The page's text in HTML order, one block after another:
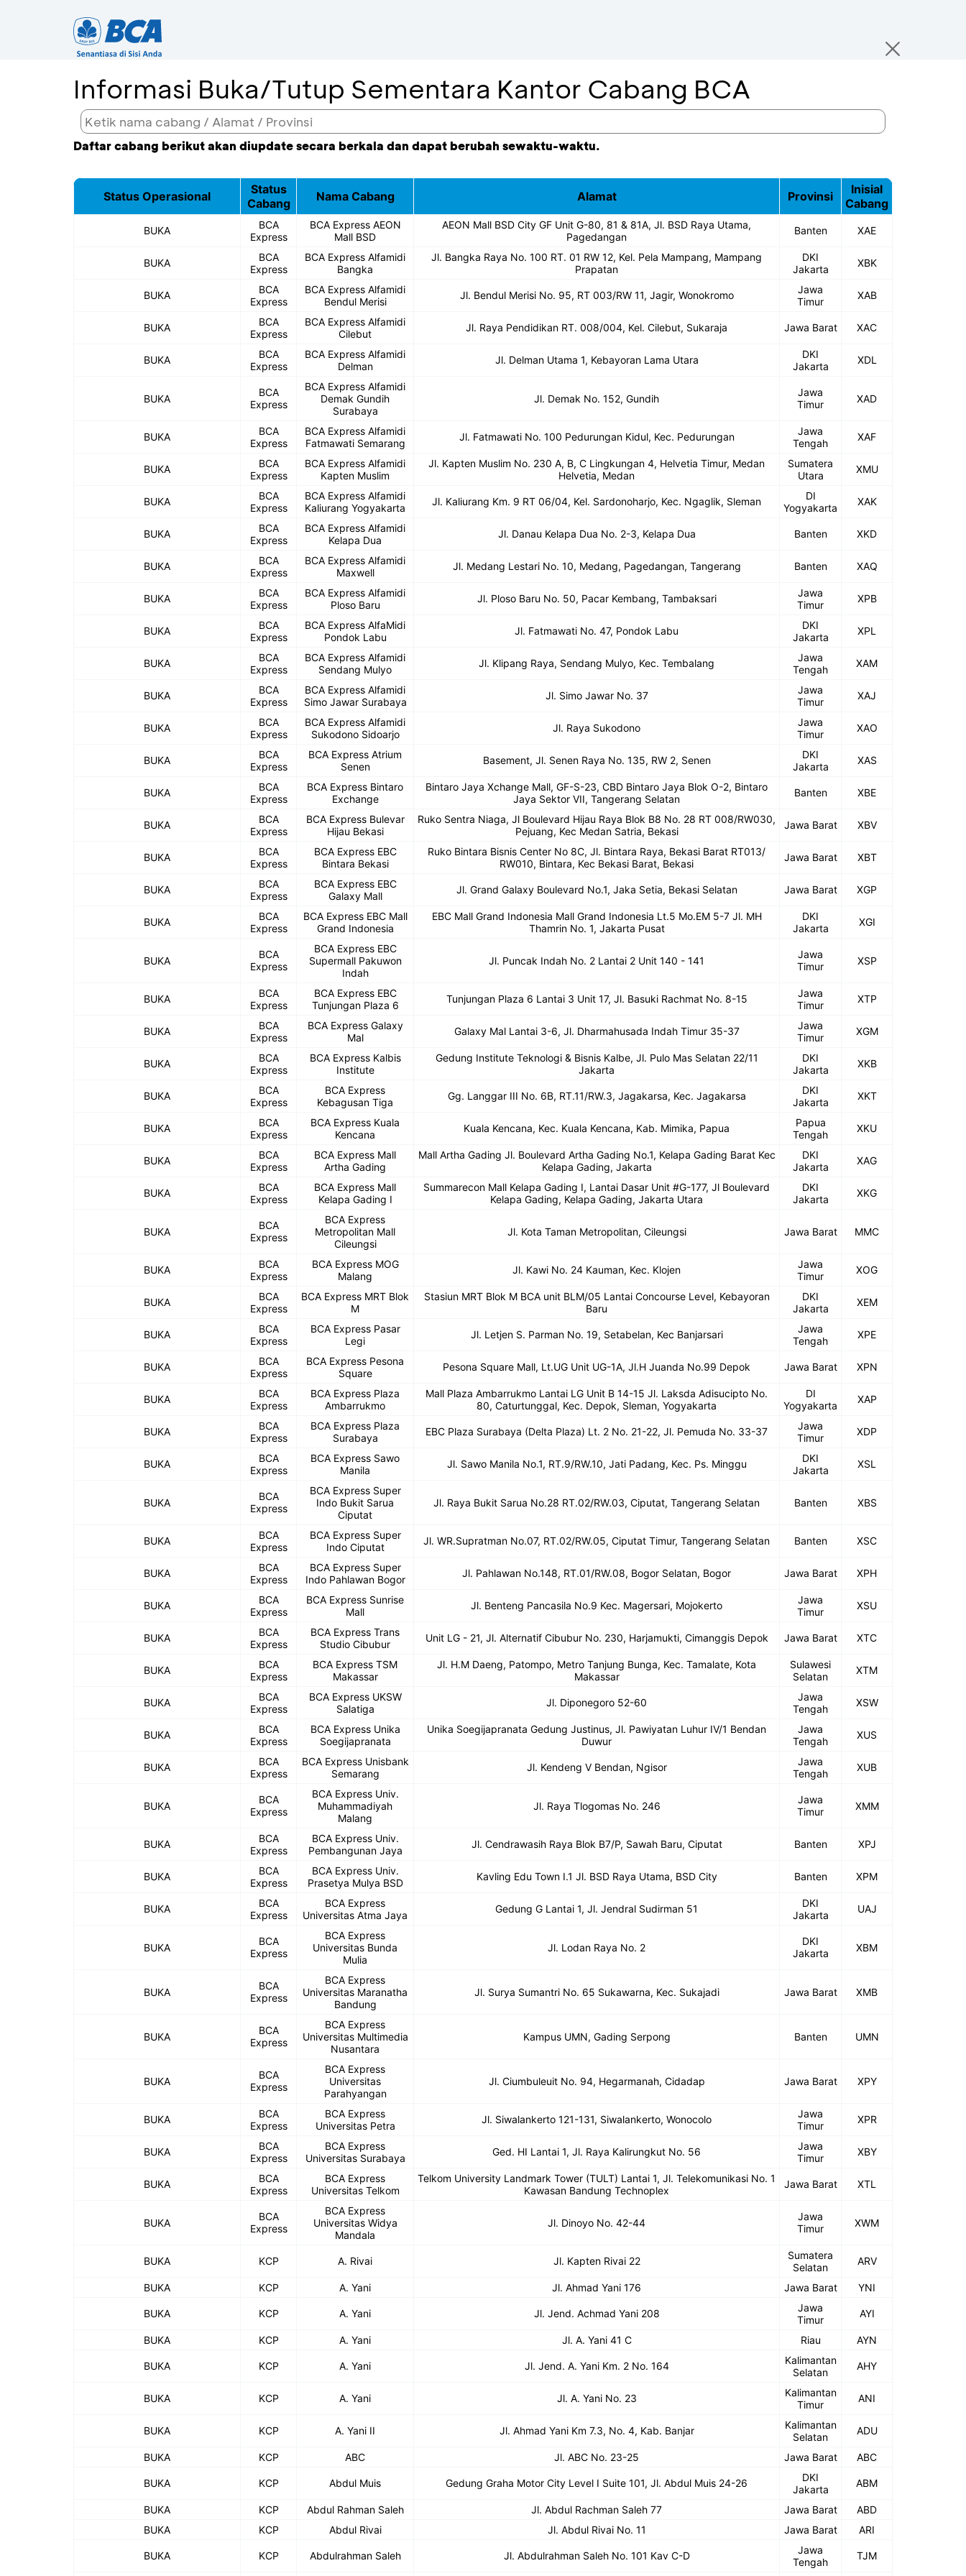
Informasi Buka/Tutup Sementara Kantor Cabang BCA
Daftar cabang berikut akan diupdate secara berkala dan dapat berubah sewaktu-waktu.
Status Operasional
Status
Cabang
Nama Cabang Alamat Provinsi
Inisial
Cabang
BUKA
BCA
Express
BCA Express AEON
Mall BSD
AEON Mall BSD City GF Unit G-80, 81 & 81A, Jl. BSD Raya Utama,
Pagedangan
Banten XAE
BUKA
BCA
Express
BCA Express Alfamidi
Bangka
Jl. Bangka Raya No. 100 RT. 01 RW 12, Kel. Pela Mampang, Mampang
Prapatan
DKI
Jakarta
XBK
BUKA
BCA
Express
BCA Express Alfamidi
Bendul Merisi
Jl. Bendul Merisi No. 95, RT 003/RW 11, Jagir, Wonokromo
Jawa
Timur
XAB
BUKA
BCA
Express
BCA Express Alfamidi
Cilebut
Jl. Raya Pendidikan RT. 008/004, Kel. Cilebut, Sukaraja Jawa Barat XAC
BUKA
BCA
Express
BCA Express Alfamidi
Delman
Jl. Delman Utama 1, Kebayoran Lama Utara
DKI
Jakarta
XDL
BUKA
BCA
Express
BCA Express Alfamidi
Demak Gundih
Surabaya
Jl. Demak No. 152, Gundih
Jawa
Timur
XAD
BUKA
BCA
Express
BCA Express Alfamidi
Fatmawati Semarang
Jl. Fatmawati No. 100 Pedurungan Kidul, Kec. Pedurungan
Jawa
Tengah
XAF
BUKA
BCA
Express
BCA Express Alfamidi
Kapten Muslim
Jl. Kapten Muslim No. 230 A, B, C Lingkungan 4, Helvetia Timur, Medan
Helvetia, Medan
Sumatera
Utara
XMU
BUKA
BCA
Express
BCA Express Alfamidi
Kaliurang Yogyakarta
Jl. Kaliurang Km. 9 RT 06/04, Kel. Sardonoharjo, Kec. Ngaglik, Sleman
DI
Yogyakarta
XAK
BUKA
BCA
Express
BCA Express Alfamidi
Kelapa Dua
Jl. Danau Kelapa Dua No. 2-3, Kelapa Dua Banten XKD
BUKA
BCA
Express
BCA Express Alfamidi
Maxwell
Jl. Medang Lestari No. 10, Medang, Pagedangan, Tangerang Banten XAQ
BUKA
BCA
Express
BCA Express Alfamidi
Ploso Baru
Jl. Ploso Baru No. 50, Pacar Kembang, Tambaksari
Jawa
Timur
XPB
BUKA
BCA
Express
BCA Express AlfaMidi
Pondok Labu
Jl. Fatmawati No. 47, Pondok Labu
DKI
Jakarta
XPL
BUKA
BCA
Express
BCA Express Alfamidi
Sendang Mulyo
Jl. Klipang Raya, Sendang Mulyo, Kec. Tembalang
Jawa
Tengah
XAM
BUKA
BCA
Express
BCA Express Alfamidi
Simo Jawar Surabaya
Jl. Simo Jawar No. 37
Jawa
Timur
XAJ
BUKA
BCA
Express
BCA Express Alfamidi
Sukodono Sidoarjo
Jl. Raya Sukodono
Jawa
Timur
XAO
BUKA
BCA
Express
BCA Express Atrium
Senen
Basement, Jl. Senen Raya No. 135, RW 2, Senen
DKI
Jakarta
XAS
BUKA
BCA
Express
BCA Express Bintaro
Exchange
Bintaro Jaya Xchange Mall, GF-S-23, CBD Bintaro Jaya Blok O-2, Bintaro
Jaya Sektor VII, Tangerang Selatan
Banten XBE
BUKA
BCA
Express
BCA Express Bulevar
Hijau Bekasi
Ruko Sentra Niaga, Jl Boulevard Hijau Raya Blok B8 No. 28 RT 008/RW030,
Pejuang, Kec Medan Satria, Bekasi
Jawa Barat XBV
BUKA
BCA
Express
BCA Express EBC
Bintara Bekasi
Ruko Bintara Bisnis Center No 8C, Jl. Bintara Raya, Bekasi Barat RT013/
RW010, Bintara, Kec Bekasi Barat, Bekasi
Jawa Barat XBT
BUKA
BCA
Express
BCA Express EBC
Galaxy Mall
Jl. Grand Galaxy Boulevard No.1, Jaka Setia, Bekasi Selatan Jawa Barat XGP
BUKA
BCA
Express
BCA Express EBC Mall
Grand Indonesia
EBC Mall Grand Indonesia Mall Grand Indonesia Lt.5 Mo.EM 5-7 Jl. MH
Thamrin No. 1, Jakarta Pusat
DKI
Jakarta
XGI
BUKA
BCA
Express
BCA Express EBC
Supermall Pakuwon
Indah
Jl. Puncak Indah No. 2 Lantai 2 Unit 140 - 141
Jawa
Timur
XSP
BUKA
BCA
Express
BCA Express EBC
Tunjungan Plaza 6
Tunjungan Plaza 6 Lantai 3 Unit 17, Jl. Basuki Rachmat No. 8-15
Jawa
Timur
XTP
BUKA
BCA
Express
BCA Express Galaxy
Mal
Galaxy Mal Lantai 3-6, Jl. Dharmahusada Indah Timur 35-37
Jawa
Timur
XGM
BUKA
BCA
Express
BCA Express Kalbis
Institute
Gedung Institute Teknologi & Bisnis Kalbe, Jl. Pulo Mas Selatan 22/11
Jakarta
DKI
Jakarta
XKB
BUKA
BCA
Express
BCA Express
Kebagusan Tiga
Gg. Langgar III No. 6B, RT.11/RW.3, Jagakarsa, Kec. Jagakarsa
DKI
Jakarta
XKT
BUKA
BCA
Express
BCA Express Kuala
Kencana
Kuala Kencana, Kec. Kuala Kencana, Kab. Mimika, Papua
Papua
Tengah
XKU
BUKA
BCA
Express
BCA Express Mall
Artha Gading
Mall Artha Gading Jl. Boulevard Artha Gading No.1, Kelapa Gading Barat Kec
Kelapa Gading, Jakarta
DKI
Jakarta
XAG
BUKA
BCA
Express
BCA Express Mall
Kelapa Gading I
Summarecon Mall Kelapa Gading I, Lantai Dasar Unit #G-177, Jl Boulevard
Kelapa Gading, Kelapa Gading, Jakarta Utara
DKI
Jakarta
XKG
BUKA
BCA
Express
BCA Express
Metropolitan Mall
Cileungsi
Jl. Kota Taman Metropolitan, Cileungsi Jawa Barat MMC
BUKA
BCA
Express
BCA Express MOG
Malang
Jl. Kawi No. 24 Kauman, Kec. Klojen
Jawa
Timur
XOG
BUKA
BCA
Express
BCA Express MRT Blok
M
Stasiun MRT Blok M BCA unit BLM/05 Lantai Concourse Level, Kebayoran
Baru
DKI
Jakarta
XEM
BUKA
BCA
Express
BCA Express Pasar
Legi
Jl. Letjen S. Parman No. 19, Setabelan, Kec Banjarsari
Jawa
Tengah
XPE
BUKA
BCA
Express
BCA Express Pesona
Square
Pesona Square Mall, Lt.UG Unit UG-1A, Jl.H Juanda No.99 Depok Jawa Barat XPN
BUKA
BCA
Express
BCA Express Plaza
Ambarrukmo
Mall Plaza Ambarrukmo Lantai LG Unit B 14-15 Jl. Laksda Adisucipto No.
80, Caturtunggal, Kec. Depok, Sleman, Yogyakarta
DI
Yogyakarta
XAP
BUKA
BCA
Express
BCA Express Plaza
Surabaya
EBC Plaza Surabaya (Delta Plaza) Lt. 2 No. 21-22, Jl. Pemuda No. 33-37
Jawa
Timur
XDP
BUKA
BCA
Express
BCA Express Sawo
Manila
Jl. Sawo Manila No.1, RT.9/RW.10, Jati Padang, Kec. Ps. Minggu
DKI
Jakarta
XSL
BUKA
BCA
Express
BCA Express Super
Indo Bukit Sarua
Ciputat
Jl. Raya Bukit Sarua No.28 RT.02/RW.03, Ciputat, Tangerang Selatan Banten XBS
BUKA
BCA
Express
BCA Express Super
Indo Ciputat
Jl. WR.Supratman No.07, RT.02/RW.05, Ciputat Timur, Tangerang Selatan Banten XSC
BUKA
BCA
Express
BCA Express Super
Indo Pahlawan Bogor
Jl. Pahlawan No.148, RT.01/RW.08, Bogor Selatan, Bogor Jawa Barat XPH
BUKA
BCA
Express
BCA Express Sunrise
Mall
Jl. Benteng Pancasila No.9 Kec. Magersari, Mojokerto
Jawa
Timur
XSU
BUKA
BCA
Express
BCA Express Trans
Studio Cibubur
Unit LG - 21, Jl. Alternatif Cibubur No. 230, Harjamukti, Cimanggis Depok Jawa Barat XTC
BUKA
BCA
Express
BCA Express TSM
Makassar
Jl. H.M Daeng, Patompo, Metro Tanjung Bunga, Kec. Tamalate, Kota
Makassar
Sulawesi
Selatan
XTM
BUKA
BCA
Express
BCA Express UKSW
Salatiga
Jl. Diponegoro 52-60
Jawa
Tengah
XSW
BUKA
BCA
Express
BCA Express Unika
Soegijapranata
Unika Soegijapranata Gedung Justinus, Jl. Pawiyatan Luhur IV/1 Bendan
Duwur
Jawa
Tengah
XUS
BUKA
BCA
Express
BCA Express Unisbank
Semarang
Jl. Kendeng V Bendan, Ngisor
Jawa
Tengah
XUB
BUKA
BCA
Express
BCA Express Univ.
Muhammadiyah
Malang
Jl. Raya Tlogomas No. 246
Jawa
Timur
XMM
BUKA
BCA
Express
BCA Express Univ.
Pembangunan Jaya
Jl. Cendrawasih Raya Blok B7/P, Sawah Baru, Ciputat Banten XPJ
BUKA
BCA
Express
BCA Express Univ.
Prasetya Mulya BSD
Kavling Edu Town I.1 Jl. BSD Raya Utama, BSD City Banten XPM
BUKA
BCA
Express
BCA Express
Universitas Atma Jaya
Gedung G Lantai 1, Jl. Jendral Sudirman 51
DKI
Jakarta
UAJ
BUKA
BCA
Express
BCA Express
Universitas Bunda
Mulia
Jl. Lodan Raya No. 2
DKI
Jakarta
XBM
BUKA
BCA
Express
BCA Express
Universitas Maranatha
Bandung
Jl. Surya Sumantri No. 65 Sukawarna, Kec. Sukajadi Jawa Barat XMB
BUKA
BCA
Express
BCA Express
Universitas Multimedia
Nusantara
Kampus UMN, Gading Serpong Banten UMN
BUKA
BCA
Express
BCA Express
Universitas
Parahyangan
Jl. Ciumbuleuit No. 94, Hegarmanah, Cidadap Jawa Barat XPY
BUKA
BCA
Express
BCA Express
Universitas Petra
Jl. Siwalankerto 121-131, Siwalankerto, Wonocolo
Jawa
Timur
XPR
BUKA
BCA
Express
BCA Express
Universitas Surabaya
Ged. HI Lantai 1, Jl. Raya Kalirungkut No. 56
Jawa
Timur
XBY
BUKA
BCA
Express
BCA Express
Universitas Telkom
Telkom University Landmark Tower (TULT) Lantai 1, Jl. Telekomunikasi No. 1
Kawasan Bandung Technoplex
Jawa Barat XTL
BUKA
BCA
Express
BCA Express
Universitas Widya
Mandala
Jl. Dinoyo No. 42-44
Jawa
Timur
XWM
BUKA KCP A. Rivai Jl. Kapten Rivai 22
Sumatera
Selatan
ARV
BUKA KCP A. Yani Jl. Ahmad Yani 176 Jawa Barat YNI
BUKA KCP A. Yani Jl. Jend. Achmad Yani 208
Jawa
Timur
AYI
BUKA KCP A. Yani Jl. A. Yani 41 C Riau AYN
BUKA KCP A. Yani Jl. Jend. A. Yani Km. 2 No. 164
Kalimantan
Selatan
AHY
BUKA KCP A. Yani Jl. A. Yani No. 23
Kalimantan
Timur
ANI
BUKA KCP A. Yani II Jl. Ahmad Yani Km 7.3, No. 4, Kab. Banjar
Kalimantan
Selatan
ADU
BUKA KCP ABC Jl. ABC No. 23-25 Jawa Barat ABC
BUKA KCP Abdul Muis Gedung Graha Motor City Level I Suite 101, Jl. Abdul Muis 24-26
DKI
Jakarta
ABM
BUKA KCP Abdul Rahman Saleh Jl. Abdul Rachman Saleh 77 Jawa Barat
ABD
BUKA
KCP Abdul Rivai Jl. Abdul Rivai No. 11 Jawa Barat ARI
BUKA KCP Abdulrahman Saleh Jl. Abdulrahman Saleh No. 101 Kav C-D
Jawa
Tengah
TJM